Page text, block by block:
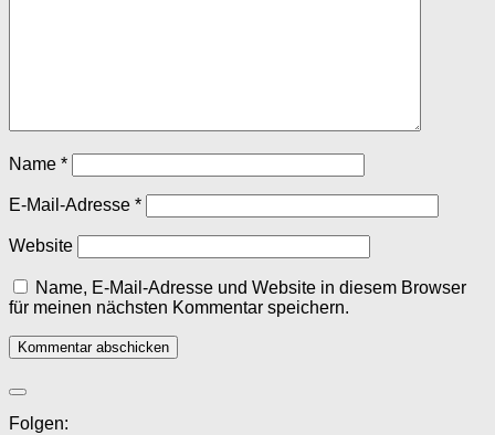
Name *
E-Mail-Adresse *
Website
Name, E-Mail-Adresse und Website in diesem Browser
für meinen nächsten Kommentar speichern.
Folgen: